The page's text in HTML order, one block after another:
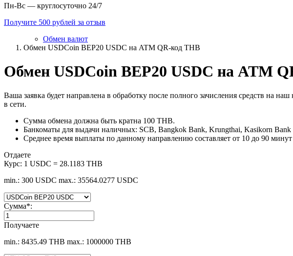
Пн-Вс — круглосуточно 24/7
Получите 500 рублей за отзыв
Обмен валют
Обмен USDCoin BEP20 USDC на ATM QR-код THB
Обмен USDCoin BEP20 USDC на ATM
Ваша заявка будет направлена в обработку после полного зачисления средств на
в сети.
Сумма обмена должна быть кратна 100 THB.
Банкоматы для выдачи наличных: SCB, Bangkok Bank, Krungthai, Kasikorn
Среднее время выплаты по данному направлению составляет от 10 до 90
Отдаете
Курс: 1 USDC = 28.1183 THB
min.: 300 USDC max.: 35564.0277 USDC
Сумма*:
Получаете
min.: 8435.49 THB max.: 1000000 THB